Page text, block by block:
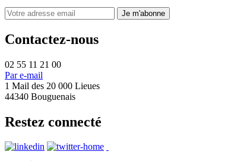
Contactez-nous
02 55 11 21 00
Par e-mail
1 Mail des 20 000 Lieues
44340 Bouguenais
Restez connecté